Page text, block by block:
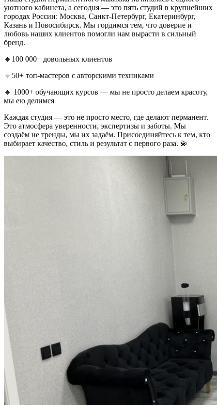
уютного кабинета, а сегодня — это пять студий в крупнейших
городах России: Москва, Санкт-Петербург, Екатеринбург,
Казань и Новосибирск. Мы гордимся тем, что доверие и
любовь наших клиентов помогли нам вырасти в сильный
бренд.
🔸100 000+ довольных клиентов
🔸50+ топ-мастеров с авторскими техниками
🔸 1000+ обучающих курсов — мы не просто делаем красоту,
мы ею делимся
Каждая студия — это не просто место, где делают перманент.
Это атмосфера уверенности, экспертизы и заботы. Мы
создаём не тренды, мы их задаём. Присоединяйтесь к тем, кто
выбирает качество, стиль и результат с первого раза. 💫